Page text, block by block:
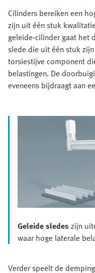
Cilinders bereiken een
zijn uit één stuk
geleide-cilinder gaat het
slede die uit één stuk
torsiestijve component
belastingen. De
eveneens bijdraagt aan
Geleide sledes zijn
waar hoge laterale
Verder speelt de